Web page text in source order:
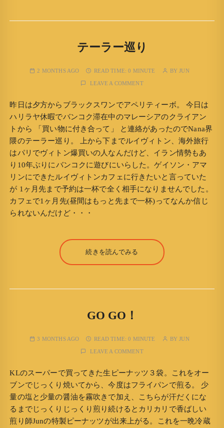
テーラー巡り
2 MONTHS AGO READ TIME:0 MINUTE BYJUN
LEAVE A COMMENT
昨日は夕方からブラックスワンでアペリティーボ。 今日は
ハリラヤ休暇でバンコク滞在中のマレーシアのクライアン
トから 「買い物に付き合って」 と連絡があったのでNana界
隈のテーラー巡り。 上から下までルイヴィトン、海外旅行
はパリでヴィトン爆買いの人なんだけど、イラン情勢もあ
り10年ぶりにバンコクに遊びにいらした。ゲイソン・アマ
リンにできたルイヴィトンカフェに行きたいと言っていた
が 1ヶ月先まで予約は一杯で全く相手になりませんでした。
カフェで1ヶ月先(昼間はもっと先まで一杯)ってなんか信じ
られないんだけど・・・
続きを読んでみる
GO GO！
3 MONTHS AGO READ TIME:0 MINUTE BYJUN
LEAVE A COMMENT
KLのスーパーで買ってきた生ピーナッツ３袋。これをオー
ブンでじっくり焼いてから、今度はフライパンで煎る。 少
量の塩と少量の醤油を霧吹きで加え、こちらが汗だくにな
るまでじっくりじっくり煎り続けるとカリカリで香ばしい
煎り師Junの特製ピーナッツが出来上がる。これを一晩冷蔵